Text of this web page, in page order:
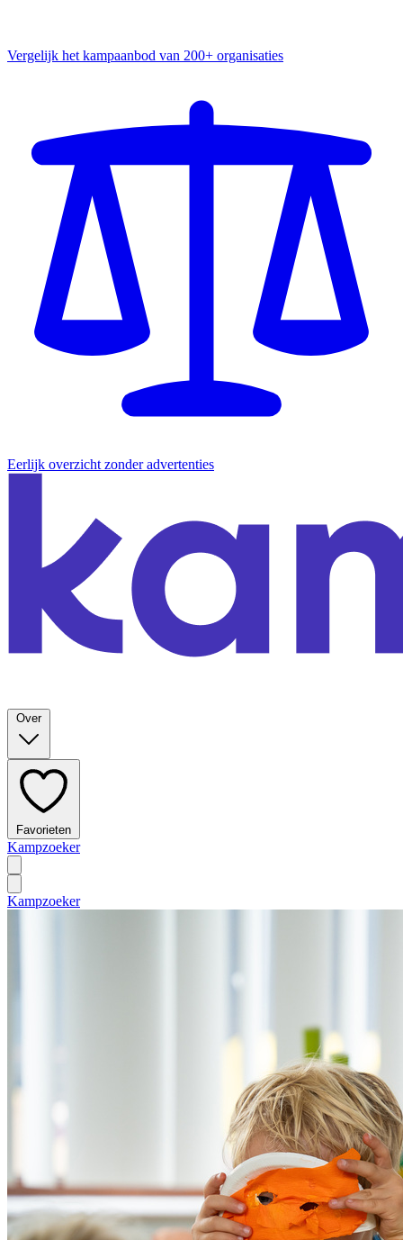
Vergelijk het kampaanbod van 200+ organisaties
Eerlijk overzicht zonder advertenties
Over
Favorieten
Kampzoeker
Kampzoeker